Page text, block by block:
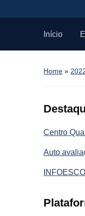
Início
Home »
Centro
Auto